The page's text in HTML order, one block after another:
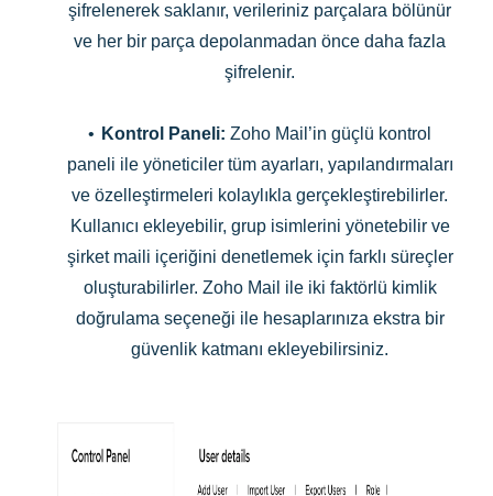
şifrelenerek saklanır, verileriniz parçalara bölünür
ve her bir parça depolanmadan önce daha fazla
şifrelenir.
• Kontrol Paneli: Zoho Mail’in güçlü kontrol
paneli ile yöneticiler tüm ayarları, yapılandırmaları
ve özelleştirmeleri kolaylıkla gerçekleştirebilirler.
Kullanıcı ekleyebilir, grup isimlerini yönetebilir ve
şirket maili içeriğini denetlemek için farklı süreçler
oluşturabilirler. Zoho Mail ile iki faktörlü kimlik
doğrulama seçeneği ile hesaplarınıza ekstra bir
güvenlik katmanı ekleyebilirsiniz.